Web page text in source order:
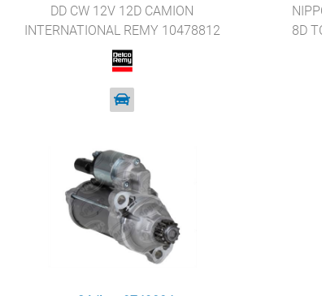
DD CW 12V 12D CAMION
INTERNATIONAL REMY 10478812
8D